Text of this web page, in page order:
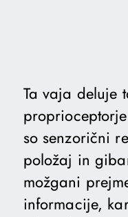
Ta vaja deluje
so senzorični
položaj in
možgani
informacije,